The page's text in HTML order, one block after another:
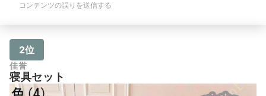
コンテンツの誤りを送信する
2位
佳誉
寝具セット